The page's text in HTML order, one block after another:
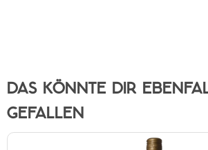
DAS KÖNNTE DIR
GEFALLEN